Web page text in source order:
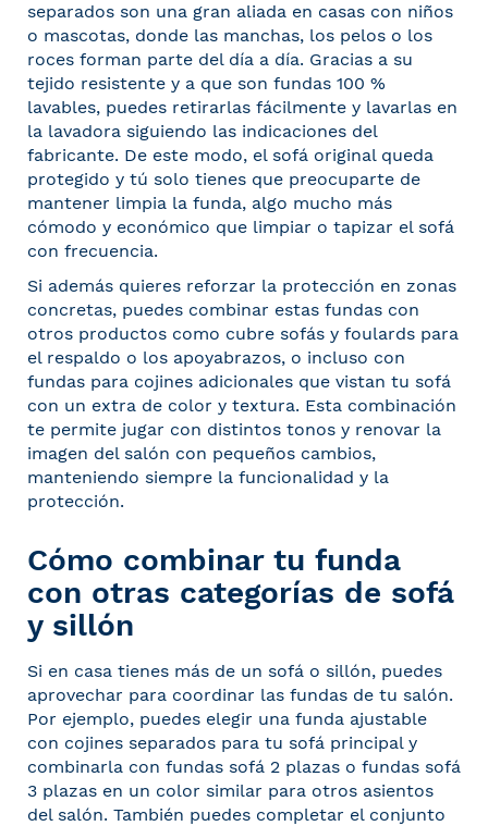
separados son una gran aliada en casas con niños
o mascotas, donde las manchas, los pelos o los
roces forman parte del día a día. Gracias a su
tejido resistente y a que son fundas 100 %
lavables, puedes retirarlas fácilmente y lavarlas en
la lavadora siguiendo las indicaciones del
fabricante. De este modo, el sofá original queda
protegido y tú solo tienes que preocuparte de
mantener limpia la funda, algo mucho más
cómodo y económico que limpiar o tapizar el sofá
con frecuencia.
Si además quieres reforzar la protección en zonas
concretas, puedes combinar estas fundas con
otros productos como cubre sofás y foulards para
el respaldo o los apoyabrazos, o incluso con
fundas para cojines adicionales que vistan tu sofá
con un extra de color y textura. Esta combinación
te permite jugar con distintos tonos y renovar la
imagen del salón con pequeños cambios,
manteniendo siempre la funcionalidad y la
protección.
Cómo combinar tu funda
con otras categorías de sofá
y sillón
Si en casa tienes más de un sofá o sillón, puedes
aprovechar para coordinar las fundas de tu salón.
Por ejemplo, puedes elegir una funda ajustable
con cojines separados para tu sofá principal y
combinarla con fundas sofá 2 plazas o fundas sofá
3 plazas en un color similar para otros asientos
del salón. También puedes completar el conjunto